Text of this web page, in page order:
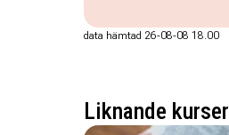
data hämtad 26-08-08 18.00
Liknande kurser